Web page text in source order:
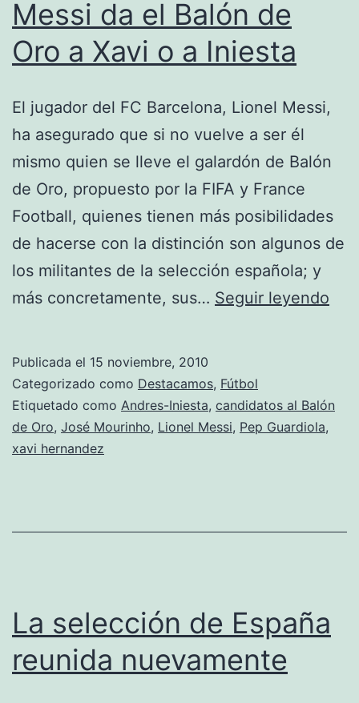
Messi da el Balón de
Oro a Xavi o a Iniesta
El jugador del FC Barcelona, Lionel Messi,
ha asegurado que si no vuelve a ser él
mismo quien se lleve el galardón de Balón
de Oro, propuesto por la FIFA y France
Football, quienes tienen más posibilidades
de hacerse con la distinción son algunos de
los militantes de la selección española; y
más concretamente, sus… Seguir leyendo
de
Publicada el 15 noviembre, 2010
Categorizado como Destacamos, Fútbol
Etiquetado como Andres-Iniesta, candidatos al Balón
de Oro, José Mourinho, Lionel Messi, Pep Guardiola,
xavi hernandez
La selección de España
reunida nuevamente